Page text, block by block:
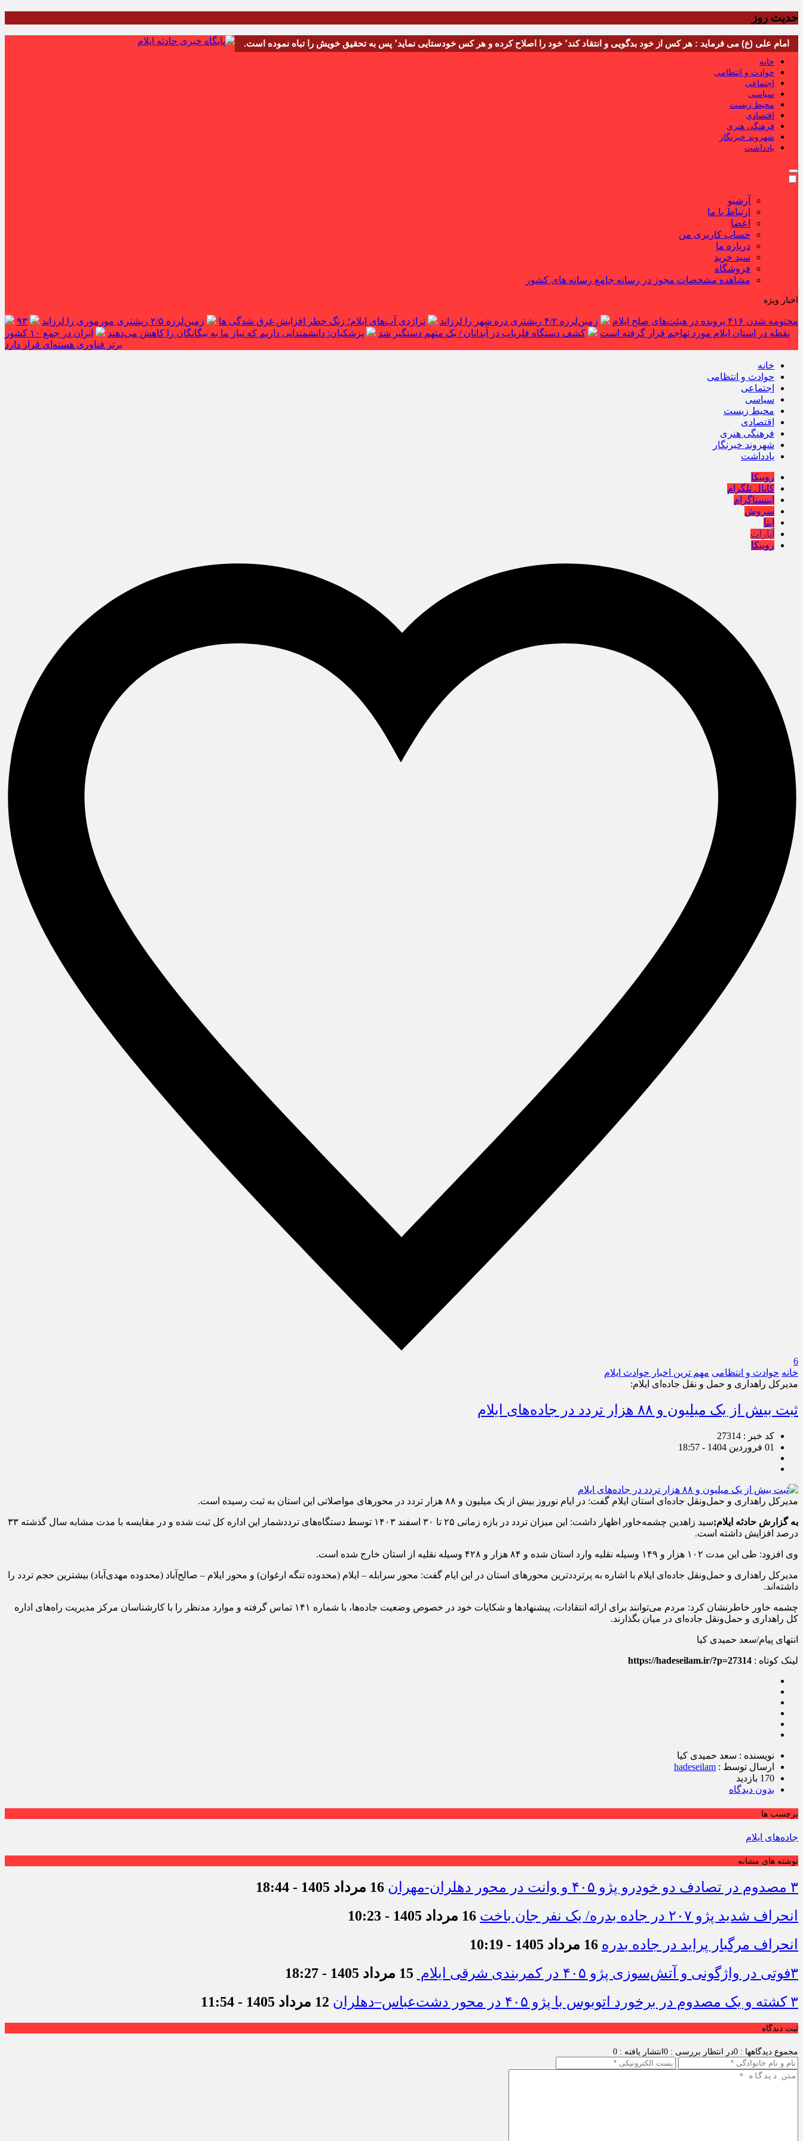
حدیث روز
امام علی (ع) می فرماید : هر کس از خود بدگویی و انتقاد کند٬ خود را اصلاح کرده و هر کس خودستایی نماید٬ پس به تحقیق خویش را تباه نموده است.
خانه
حوادث و انتظامی
اجتماعی
سیاسی
محیط زیست
اقتصادی
فرهنگی هنری
شهروند خبرنگار
یادداشت
آرشیو
ارتباط با ما
اعضا
حساب کاربری من
درباره ما
سبد خرید
فروشگاه
مشاهده مشخصات مجوز در رسانه جامع رسانه های کشور
اخبار ویژه
مختومه شدن ۴۱۶ پرونده در هیئت‌های صلح ایلام زمین‌لرزه ۴/۲ ریشتری دره شهر را لرزاند تراژدی آب‌های ایلام؛ زنگ خطر افزایش غرق شدگی ها زمین‌لرزه ۲/۵ ریشتری مورموری را لرزاند
۹۳
نقطه در استان ایلام مورد تهاجم قرار گرفته است
کشف دستگاه فلزیاب در آبدانان / یک متهم دستگیر شد پزشکیان: دانشمندانی داریم که نیاز ما به بیگانگان را کاهش می‌دهند
ایران در جمع ۱۰ کشور
برتر فناوری هسته‌ای قرار دارد
خانه
حوادث و انتظامی
اجتماعی
سیاسی
محیط زیست
اقتصادی
فرهنگی هنری
شهروند خبرنگار
یادداشت
روبیکا
کانال تلگرام
اینستاگرام
سروش
ایتا
آپارات
روبیکا
6
خانه حوادث و انتظامی مهم ترین اخبار حوادث ایلام
مدیرکل راهداری و حمل و نقل جاده‌ای ایلام:
ثبت بیش از یک میلیون و ۸۸ هزار تردد در جاده‌های ایلام
کد خبر : 27314
01 فروردین 1404 - 18:57
مدیرکل راهداری و حمل‌ونقل جاده‌ای استان ایلام گفت: در ایام نوروز بیش از یک میلیون و ۸۸ هزار تردد در محورهای مواصلاتی این استان به ثبت رسیده است.
به گزارش حادثه ایلام;سید زاهدین چشمه‌خاور اظهار داشت: این میزان تردد در بازه زمانی ۲۵ تا ۳۰ اسفند
توسط دستگاه‌های ترددشمار این اداره کل ثبت شده و در مقایسه با مدت مشابه سال گذشته ۳۳
درصد افزایش داشته است.
وی افزود: طی این مدت ۱۰۲ هزار و ۱۴۹ وسیله نقلیه وارد استان شده و ۸۴ هزار و ۴۲۸ وسیله نقلیه از استان خارج شده است.
مدیرکل راهداری و حمل‌ونقل جاده‌ای ایلام با اشاره به پرترددترین محورهای استان در این ایام گفت: محور سرابله – ایلام (محدوده تنگه ارغوان) و محور ایلام – صالح‌آباد (محدوده مهدی‌آباد) بیشترین حجم تردد را
داشته‌اند.
چشمه خاور خاطرنشان کرد: مردم می‌توانند برای ارائه انتقادات، پیشنهادها و شکایات خود در خصوص وضعیت جاده‌ها، با شماره ۱۴۱ تماس گرفته و موارد مدنظر را با کارشناسان مرکز مدیریت راه‌های اداره
کل راهداری و حمل‌ونقل جاده‌ای در میان بگذارند.
انتهای پیام/سعد حمیدی کیا
لینک کوتاه : https://hadeseilam.ir/?p=27314
نویسنده : سعد حمیدی کیا
ارسال توسط : hadeseilam
170 بازدید
بدون دیدگاه
برچسب ها
جاده‌های ایلام
نوشته های مشابه
۳ مصدوم در تصادف دو خودرو پژو ۴۰۵ و وانت در محور دهلران-مهران
16 مرداد 1405 - 18:44
انحراف شدید پژو ۲۰۷ در جاده بدره/ یک نفر جان باخت
16 مرداد 1405 - 10:23
انحراف مرگبار پراید در جاده بدره 16 مرداد 1405 - 10:19
۳فوتی در واژگونی و آتش‌سوزی پژو ۴۰۵ در کمربندی شرقی ایلام
15 مرداد 1405 - 18:27
۳ کشته و یک مصدوم در برخورد اتوبوس با پژو ۴۰۵ در محور دشت‌عباس–دهلران
12 مرداد 1405 - 11:54
ثبت دیدگاه
مجموع دیدگاهها : 0 در انتظار بررسی : 0 انتشار یافته : 0